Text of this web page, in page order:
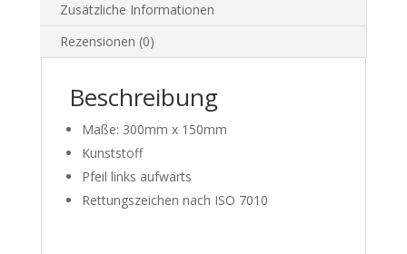
Zusätzliche Informationen
Rezensionen (0)
Beschreibung
Maße: 300mm x 150mm
Kunststoff
Pfeil links aufwärts
Rettungszeichen nach ISO 7010